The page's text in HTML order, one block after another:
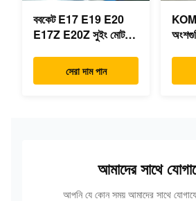
ববকেট E17 E19 E20
E17Z E20Z সুইং মোটর
7024419 মিনি
এক্সক্যাভারের জন্য
সেরা দাম পান
18-
আমাদের সাথে
আপনি যে কোন সময় আমাদের সাথে